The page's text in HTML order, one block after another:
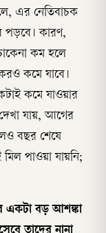
এর নেতিবাচক
পড়বে। কারণ,
কম হলে
কমে যাবে।
কমে যাওয়ার
যায়, আগের
বছর শেষে
পাওয়া যায়নি;
একটা বড় আশঙ্কা